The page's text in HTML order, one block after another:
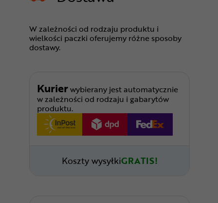
W zależności od rodzaju produktu i
wielkości paczki oferujemy różne sposoby
dostawy.
Kurierwybierany jest automatycznie
w zależności od rodzaju i gabarytów
produktu.
Koszty wysyłkiGRATIS!